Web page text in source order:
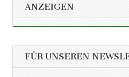
ANZEIGEN
FÜR UNSEREN